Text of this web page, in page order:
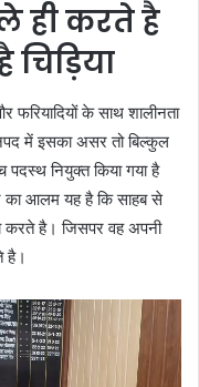
ही करते है
फरियादियों के साथ शालीनता
में इसका असर तो बिल्कुल
नियुक्त किया गया है
का आलम यह है कि साहब से
करते है। जिसपर वह अपनी
है।